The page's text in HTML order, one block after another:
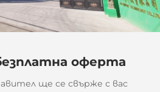
оферта
ще се свърже с вас